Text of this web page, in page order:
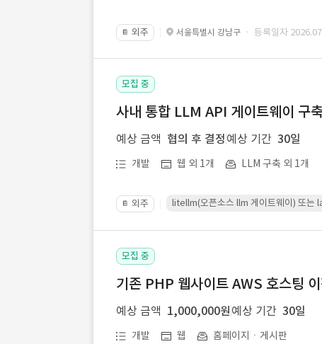
📔 외주 서울특별시 강남구 · 등록일자
모집 중
사내 통합 LLM API 게이트웨이 구
예상 금액 협의 후 결정 예상 기간 30일
개발 웹 외 1개 LLM 구축 외 1개
📔 외주 litellm(오픈소스 llm 게이트웨이) 또는
모집 중
기존 PHP 웹사이트 AWS 호스팅
예상 금액 1,000,000원 예상 기간 30일
개발 웹 홈페이지ㆍ게시판